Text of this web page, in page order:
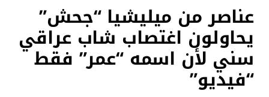
عناصر من ميليشيا “جحش”
يحاولون اغتصاب شاب عراقي
سني لأن اسمه “عمر” فقط
“فيديو”